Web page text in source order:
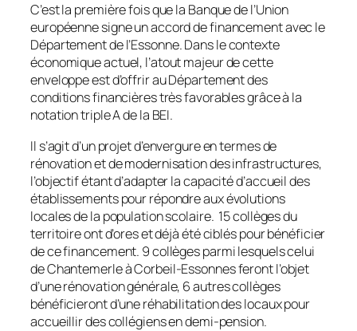
C’est la première fois que la Banque de l’Union
européenne signe un accord de financement avec le
Département de l’Essonne. Dans le contexte
économique actuel, l’atout majeur de cette
enveloppe est d’offrir au Département des
conditions financières très favorables grâce à la
notation triple A de la BEI.
Il s’agit d’un projet d’envergure en termes de
rénovation et de modernisation des infrastructures,
l’objectif étant d’adapter la capacité d’accueil des
établissements pour répondre aux évolutions
locales de la population scolaire. 15 collèges du
territoire ont d’ores et déjà été ciblés pour bénéficier
de ce financement. 9 collèges parmi lesquels celui
de Chantemerle à Corbeil-Essonnes feront l’objet
d’une rénovation générale, 6 autres collèges
bénéficieront d’une réhabilitation des locaux pour
accueillir des collégiens en demi-pension.